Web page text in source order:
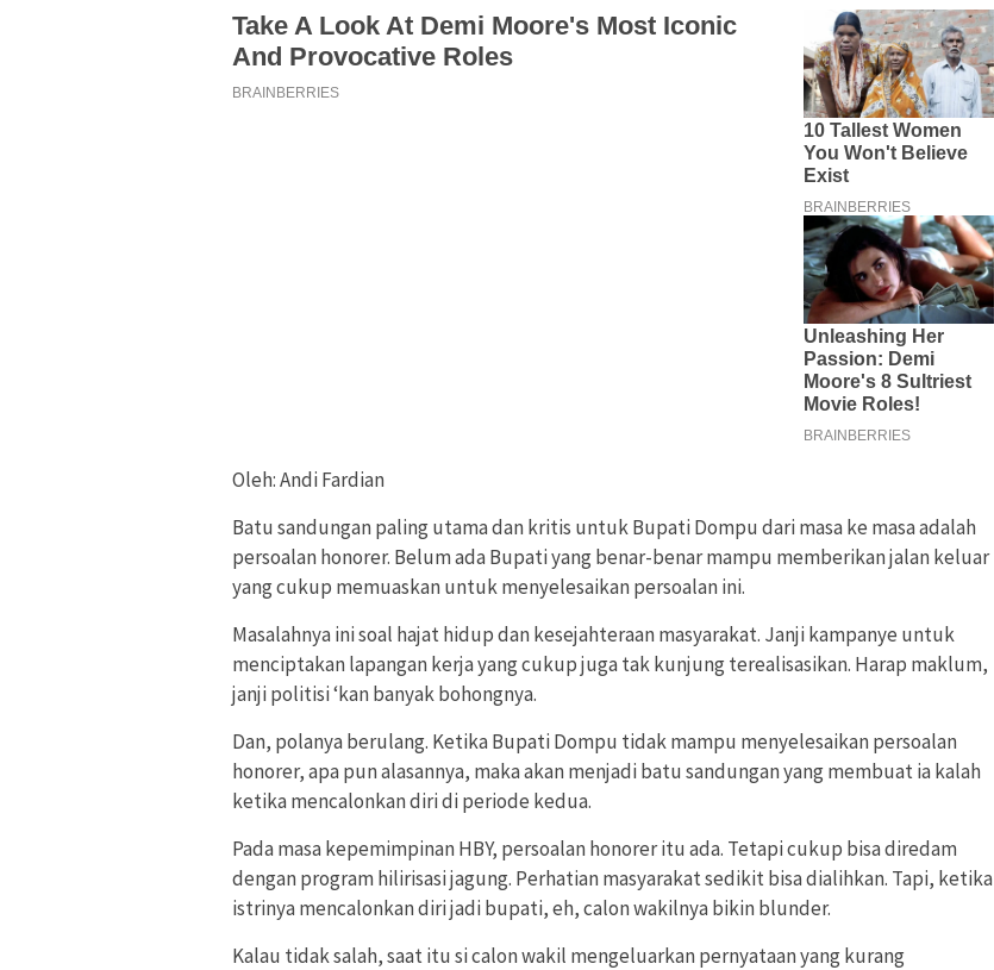
Oleh: Andi Fardian
Batu sandungan paling utama dan kritis untuk Bupati Dompu dari masa ke masa adalah
persoalan honorer. Belum ada Bupati yang benar-benar mampu memberikan jalan keluar
yang cukup memuaskan untuk menyelesaikan persoalan ini.
Masalahnya ini soal hajat hidup dan kesejahteraan masyarakat. Janji kampanye untuk
menciptakan lapangan kerja yang cukup juga tak kunjung terealisasikan. Harap maklum,
janji politisi ‘kan banyak bohongnya.
Dan, polanya berulang. Ketika Bupati Dompu tidak mampu menyelesaikan persoalan
honorer, apa pun alasannya, maka akan menjadi batu sandungan yang membuat ia kalah
ketika mencalonkan diri di periode kedua.
Pada masa kepemimpinan HBY, persoalan honorer itu ada. Tetapi cukup bisa diredam
dengan program hilirisasi jagung. Perhatian masyarakat sedikit bisa dialihkan. Tapi, ketika
istrinya mencalonkan diri jadi bupati, eh, calon wakilnya bikin blunder.
Kalau tidak salah, saat itu si calon wakil mengeluarkan pernyataan yang kurang